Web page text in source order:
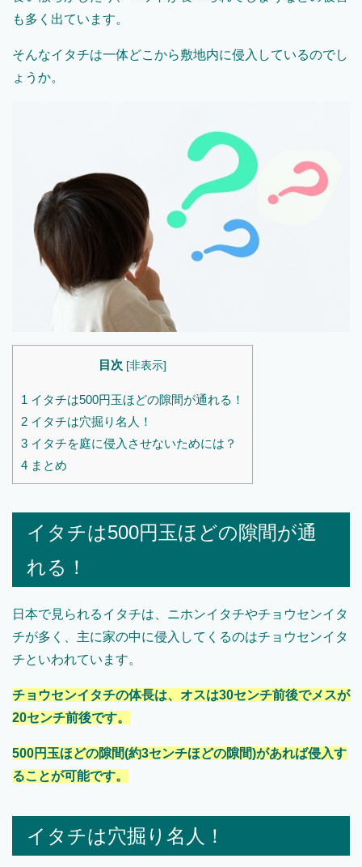
も多く出ています。
そんなイタチは一体どこから敷地内に侵入しているのでし
ょうか。
目次 [非表示]
1 イタチは500円玉ほどの隙間が通れる！
2 イタチは穴掘り名人！
3 イタチを庭に侵入させないためには？
4 まとめ
イタチは500円玉ほどの隙間が通
れる！
日本で見られるイタチは、ニホンイタチやチョウセンイタ
チが多く、主に家の中に侵入してくるのはチョウセンイタ
チといわれています。
チョウセンイタチの体長は、オスは30センチ前後でメスが
20センチ前後です。
500円玉ほどの隙間(約3センチほどの隙間)があれば侵入す
ることが可能です。
イタチは穴掘り名人！